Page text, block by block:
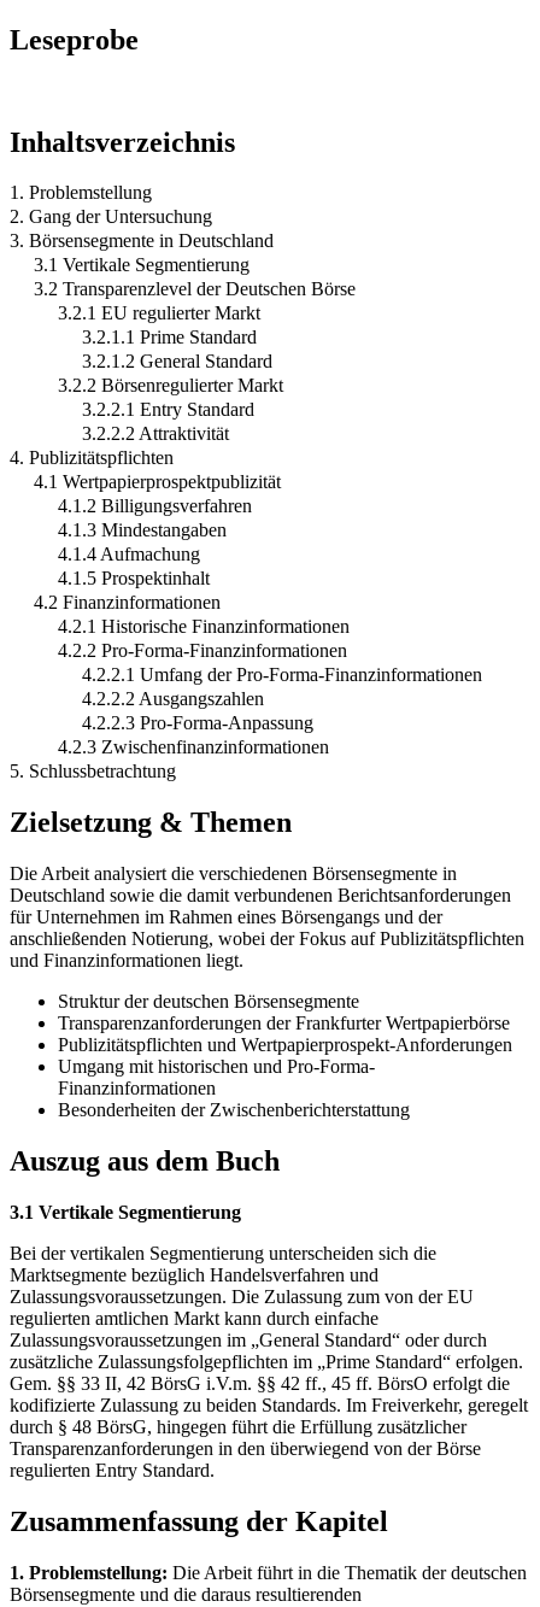
Leseprobe
Inhaltsverzeichnis
1. Problemstellung
2. Gang der Untersuchung
3. Börsensegmente in Deutschland
3.1 Vertikale Segmentierung
3.2 Transparenzlevel der Deutschen Börse
3.2.1 EU regulierter Markt
3.2.1.1 Prime Standard
3.2.1.2 General Standard
3.2.2 Börsenregulierter Markt
3.2.2.1 Entry Standard
3.2.2.2 Attraktivität
4. Publizitätspflichten
4.1 Wertpapierprospektpublizität
4.1.2 Billigungsverfahren
4.1.3 Mindestangaben
4.1.4 Aufmachung
4.1.5 Prospektinhalt
4.2 Finanzinformationen
4.2.1 Historische Finanzinformationen
4.2.2 Pro-Forma-Finanzinformationen
4.2.2.1 Umfang der Pro-Forma-Finanzinformationen
4.2.2.2 Ausgangszahlen
4.2.2.3 Pro-Forma-Anpassung
4.2.3 Zwischenfinanzinformationen
5. Schlussbetrachtung
Zielsetzung & Themen
Die Arbeit analysiert die verschiedenen Börsensegmente in
Deutschland sowie die damit verbundenen Berichtsanforderungen
für Unternehmen im Rahmen eines Börsengangs und der
anschließenden Notierung, wobei der Fokus auf Publizitätspflichten
und Finanzinformationen liegt.
Struktur der deutschen Börsensegmente
Transparenzanforderungen der Frankfurter Wertpapierbörse
Publizitätspflichten und Wertpapierprospekt-Anforderungen
Umgang mit historischen und Pro-Forma-
Finanzinformationen
Besonderheiten der Zwischenberichterstattung
Auszug aus dem Buch
3.1 Vertikale Segmentierung
Bei der vertikalen Segmentierung unterscheiden sich die
Marktsegmente bezüglich Handelsverfahren und
Zulassungsvoraussetzungen. Die Zulassung zum von der EU
regulierten amtlichen Markt kann durch einfache
Zulassungsvoraussetzungen im „General Standard“ oder durch
zusätzliche Zulassungsfolgepflichten im „Prime Standard“ erfolgen.
Gem. §§ 33 II, 42 BörsG i.V.m. §§ 42 ff., 45 ff. BörsO erfolgt die
kodifizierte Zulassung zu beiden Standards. Im Freiverkehr, geregelt
durch § 48 BörsG, hingegen führt die Erfüllung zusätzlicher
Transparenzanforderungen in den überwiegend von der Börse
regulierten Entry Standard.
Zusammenfassung der Kapitel
1. Problemstellung: Die Arbeit führt in die Thematik der deutschen
Börsensegmente und die daraus resultierenden